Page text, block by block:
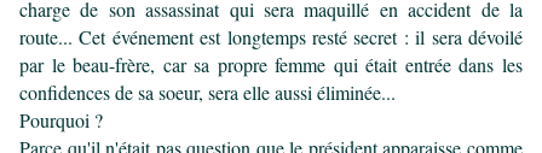
charge de son assassinat qui sera maquillé en accident de la
route... Cet événement est longtemps resté secret : il sera dévoilé
par le beau-frère, car sa propre femme qui était entrée dans les
confidences de sa soeur, sera elle aussi éliminée...
Pourquoi ?
Parce qu'il n'était pas question que le président apparaisse comme